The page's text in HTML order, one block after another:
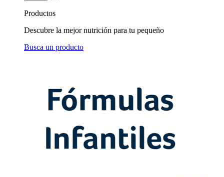
Productos
Descubre la mejor nutrición para tu pequeño
Busca un producto